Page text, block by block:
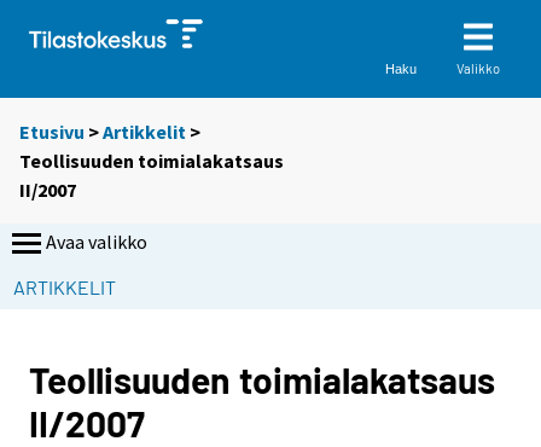
Haku Valikko
Etusivu >Artikkelit >
Teollisuuden toimialakatsaus
II/2007
Avaa valikko
ARTIKKELIT
Teollisuuden toimialakatsaus
II/2007